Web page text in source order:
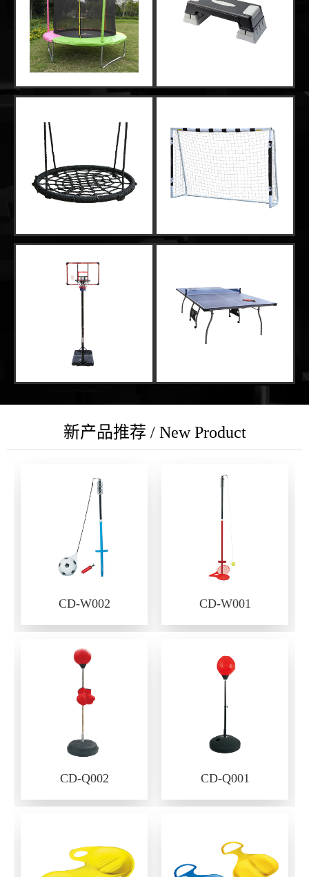
新产品推荐 / New Product
CD-W002 CD-W001
CD-Q002 CD-Q001